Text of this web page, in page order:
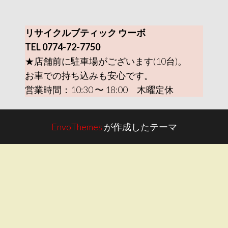
リサイクルブティック ウーボ
TEL 0774-72-7750
★店舗前に駐車場がございます(10台)。
お車での持ち込みも安心です。
営業時間：10:30 〜 18:00 木曜定休
EnvoThemes が作成したテーマ